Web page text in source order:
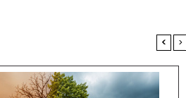
< >